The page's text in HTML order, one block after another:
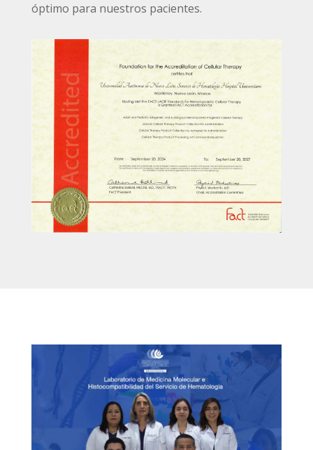
óptimo para nuestros pacientes.